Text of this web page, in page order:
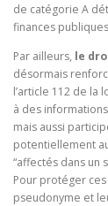
de catégorie A
finances
Par ailleurs, le
désormais
l’article 112 de la
à des
mais aussi
potentiellement
“affectés dans un
Pour protéger
pseudonyme et